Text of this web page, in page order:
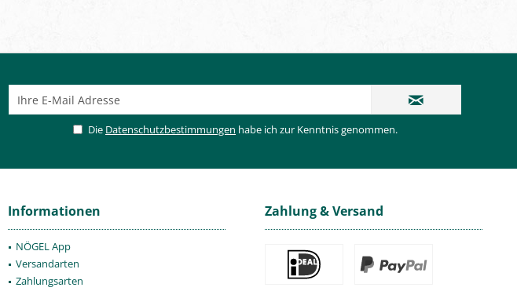
Die Datenschutzbestimmungen habe ich zur Kenntnis genommen.
Informationen
NÖGEL App
Versandarten
Zahlungsarten
Zahlung & Versand